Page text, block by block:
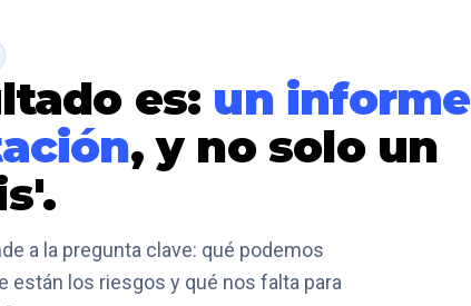
es: un informe
, y no solo un
a la pregunta clave: qué podemos
están los riesgos y qué nos falta para